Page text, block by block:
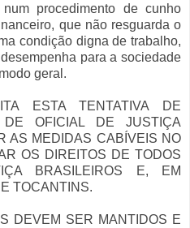
procedimento de cunho
que não resguarda o
condição digna de trabalho,
para a sociedade
geral.
ESTA TENTATIVA DE
OFICIAL DE JUSTIÇA
AS MEDIDAS CABÍVEIS NO
OS DIREITOS DE TODOS
BRASILEIROS E, EM
TOCANTINS.
DEVEM SER MANTIDOS E